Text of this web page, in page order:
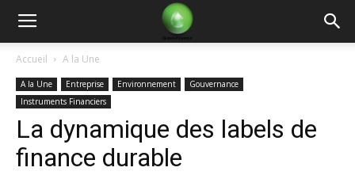
Green
Finance
Accueil A la Une
A la Une Entreprise Environnement
Gouvernance
Instruments Financiers
La dynamique des labels de
finance durable